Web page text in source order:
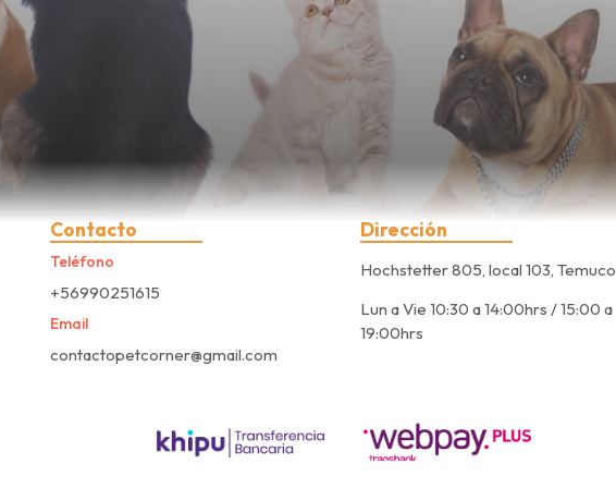
Contacto
Teléfono
+56990251615
Email
contactopetcorner@gmail.com
Dirección
Hochstetter 805, local 103, Temuco
Lun a Vie 10:30 a 14:00hrs / 15:00 a
19:00hrs